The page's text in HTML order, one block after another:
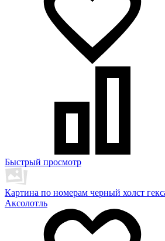
Быстрый просмотр
Картина по номерам черный холст
Аксолотль